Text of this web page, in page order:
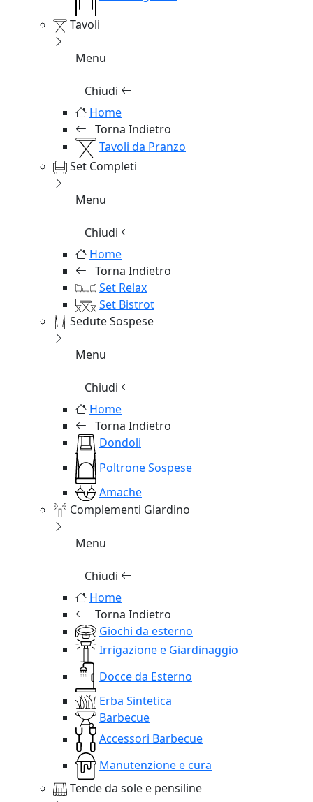
Tavoli
Menu
Chiudi
Home
Torna Indietro
Tavoli da Pranzo
Set Completi
Menu
Chiudi
Home
Torna Indietro
Set Relax
Set Bistrot
Sedute Sospese
Menu
Chiudi
Home
Torna Indietro
Dondoli
Poltrone Sospese
Amache
Complementi Giardino
Menu
Chiudi
Home
Torna Indietro
Giochi da esterno
Irrigazione e Giardinaggio
Docce da Esterno
Erba Sintetica
Barbecue
Accessori Barbecue
Manutenzione e cura
Tende da sole e pensiline